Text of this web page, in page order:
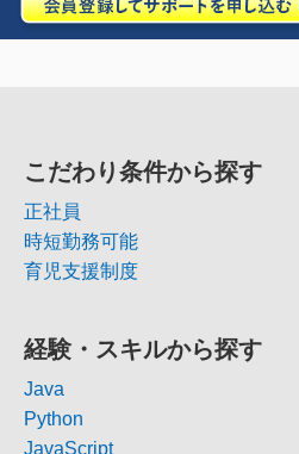
こだわり条件から探す
正社員
時短勤務可能
育児支援制度
経験・スキルから探す
Java
Python
JavaScript